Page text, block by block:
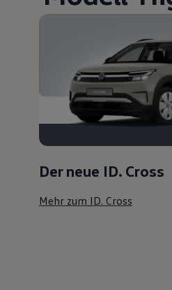
Der neue ID. Cross
Mehr zum ID. Cross